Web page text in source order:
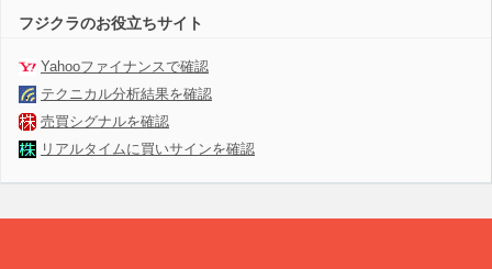
フジクラのお役立ちサイト
Yahooファイナンスで確認
テクニカル分析結果を確認
売買シグナルを確認
リアルタイムに買いサインを確認